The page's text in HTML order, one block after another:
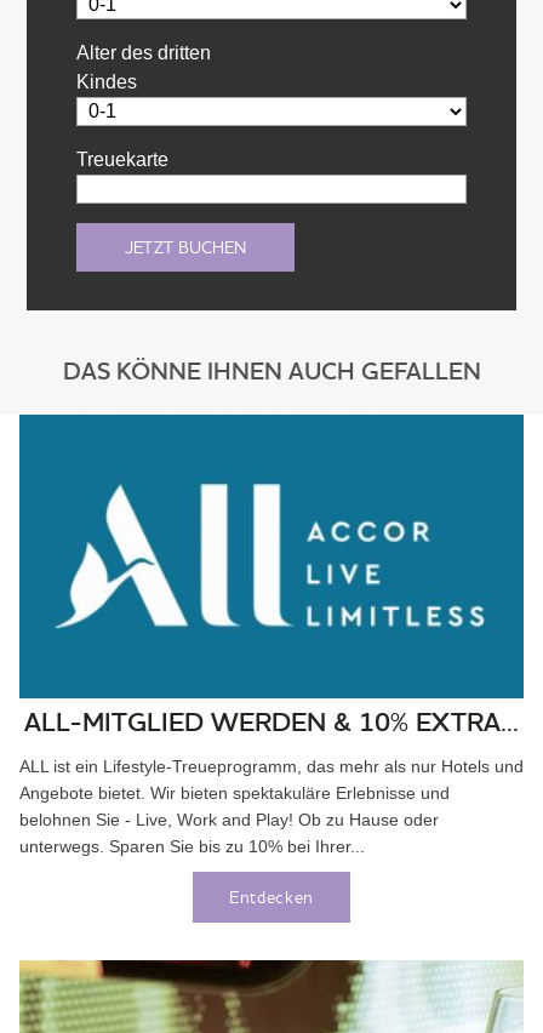
Alter des dritten
Kindes
Treuekarte
DAS KÖNNE IHNEN AUCH GEFALLEN
ALL-MITGLIED WERDEN & 10% EXTRA...
ALL ist ein Lifestyle-Treueprogramm, das mehr als nur Hotels und
Angebote bietet. Wir bieten spektakuläre Erlebnisse und
belohnen Sie - Live, Work and Play! Ob zu Hause oder
unterwegs. Sparen Sie bis zu 10% bei Ihrer...
Entdecken